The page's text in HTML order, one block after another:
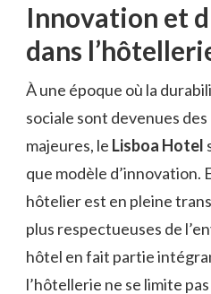
Innovation et
dans
À une époque où la
sociale sont devenues
majeures, le Lisboa Hotel
que modèle d’innovation.
hôtelier est en pleine
plus respectueuses de
hôtel en fait partie
l’hôtellerie ne se limite